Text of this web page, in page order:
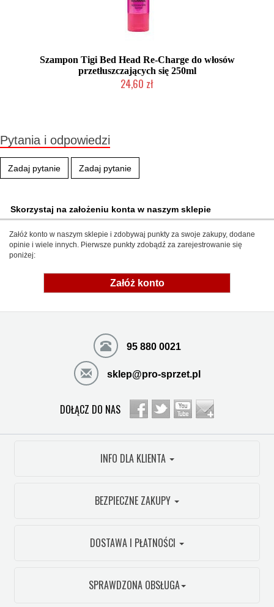
Szampon Tigi Bed Head Re-Charge do włosów
przetłuszczających się 250ml
24,60 zł
Pytania i odpowiedzi
Zadaj pytanie Zadaj pytanie
Skorzystaj na założeniu konta w naszym sklepie
Załóż konto w naszym sklepie i zdobywaj punkty za swoje zakupy, dodane
opinie i wiele innych. Pierwsze punkty zdobądź za zarejestrowanie się
poniżej:
Załóż konto
95 880 0021
sklep@pro-sprzet.pl
DOŁĄCZ DO NAS
INFO DLA KLIENTA
BEZPIECZNE ZAKUPY
DOSTAWA I PŁATNOŚCI
SPRAWDZONA OBSŁUGA